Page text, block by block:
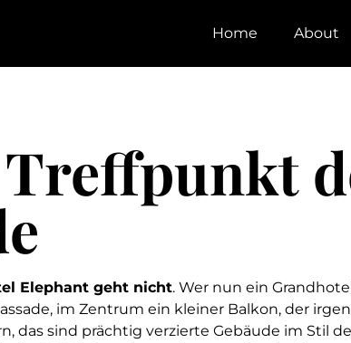
Home About
Elephant geht nicht. Wer nun ein
im Zentrum ein kleiner Balkon, der
das sind prächtig verzierte Gebäude im Stil